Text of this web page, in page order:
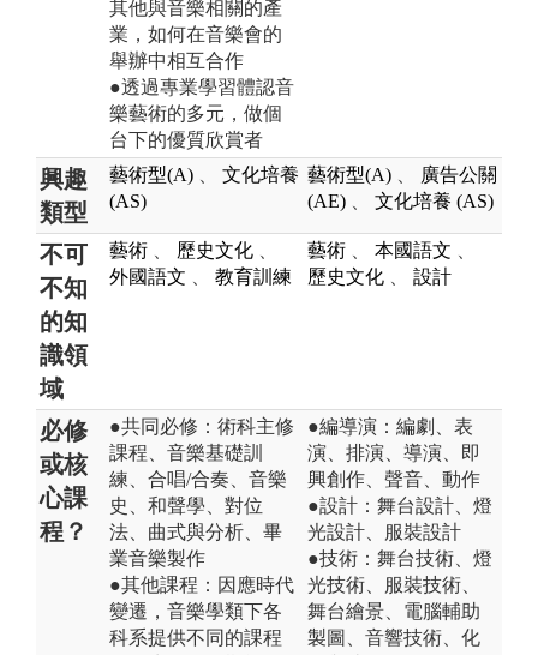
其他與音樂相關的產
業，如何在音樂會的
舉辦中相互合作
●透過專業學習體認音
樂藝術的多元，做個
台下的優質欣賞者
興趣
類型
藝術型(A)
文化培養
(AS)
藝術型(A)
廣告公關
(AE)
文化培養 (AS)
不可
不知
的知
識領
域
藝術 歷史文化
外國語文
教育訓練
藝術 本國語文
歷史文化
設計
必修
或核
心課
程？
●共同必修：術科主修
課程、音樂基礎訓
練、合唱/合奏、音樂
史、和聲學、對位
法、曲式與分析、畢
業音樂製作
●其他課程：因應時代
變遷，音樂學類下各
科系提供不同的課程
●編導演：編劇、表
演、排演、導演、即
興創作、聲音、動作
●設計：舞台設計、燈
光設計、服裝設計
●技術：舞台技術、燈
光技術、服裝技術、
舞台繪景、電腦輔助
製圖、音響技術、化